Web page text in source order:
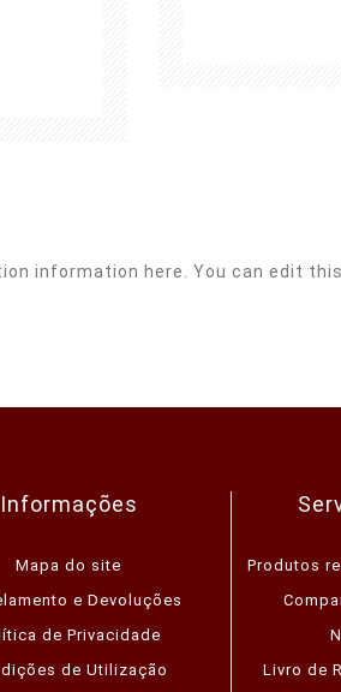
information here. You can edit
Informações
Mapa do site
e Devoluções
de Privacidade
de Utilização
Produtos
Livro de